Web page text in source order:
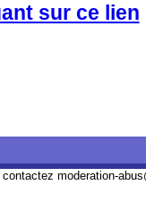
sur ce lien
contactez moderation-